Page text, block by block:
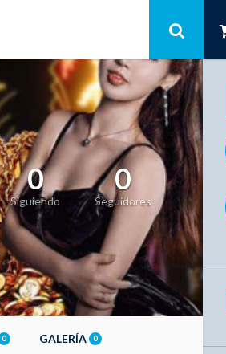
0
Siguiendo
0
Seguidores
0 GALERÍA 0